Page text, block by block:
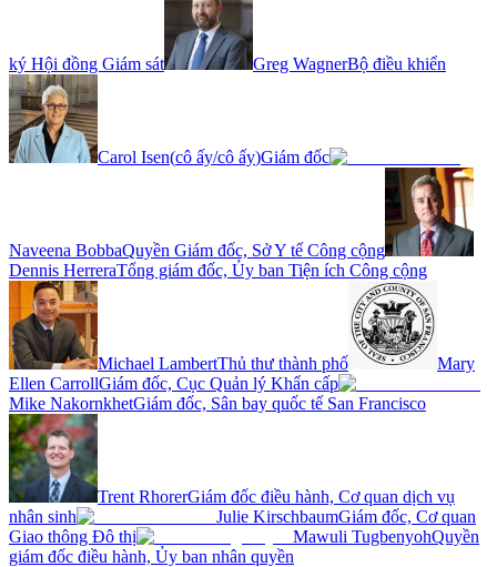
ký Hội đồng Giám sát Greg WagnerBộ điều khiển
Carol Isen(cô ấy/cô ấy)Giám đốc
Naveena BobbaQuyền Giám đốc, Sở Y tế Công cộng
Dennis HerreraTổng giám đốc, Ủy ban Tiện ích Công cộng
Michael LambertThủ thư thành phố
Mary
Ellen CarrollGiám đốc, Cục Quản lý Khẩn cấp
Mike NakornkhetGiám đốc, Sân bay quốc tế San Francisco
Trent RhorerGiám đốc điều hành, Cơ quan dịch vụ
nhân sinh
Julie KirschbaumGiám đốc, Cơ quan
Giao thông Đô thị
Mawuli TugbenyohQuyền
giám đốc điều hành, Ủy ban nhân quyền